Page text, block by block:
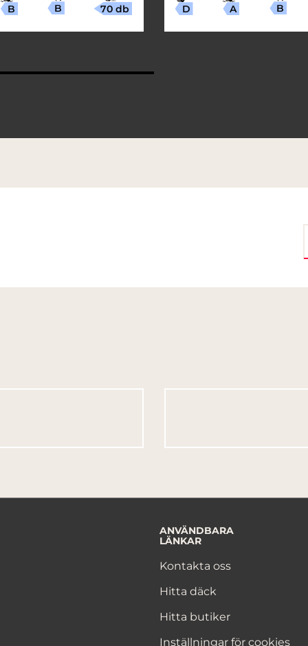
B B 70 db D A B
ANVÄNDBARA
LÄNKAR
Kontakta oss
Hitta däck
Hitta butiker
Inställningar för cookies